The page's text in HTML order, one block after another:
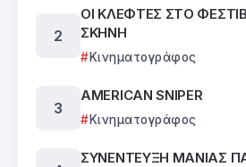
ΟΙ ΚΛΕΦΤΕΣ ΣΤΟ
ΣΚΗΝΗ
Κινηματογράφος
AMERICAN SNIPER
Κινηματογράφος
ΣΥΝΕΝΤΕΥΞΗ ΜΑΝΙΑΣ